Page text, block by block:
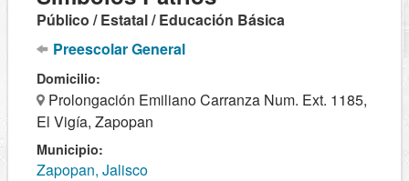
Público / Estatal / Educación Básica
Preescolar General
Domicilio:
Prolongación Emiliano Carranza Num. Ext. 1185,
El Vigía, Zapopan
Municipio:
Zapopan, Jalisco